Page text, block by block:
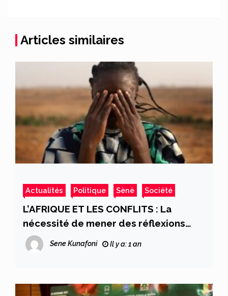
Articles similaires
Actualités Politique Sènè Société
L’AFRIQUE ET LES CONFLITS : La
nécessité de mener des réflexions
pour identifier les causes!
Sene Kunafoni Il y a: 1 an